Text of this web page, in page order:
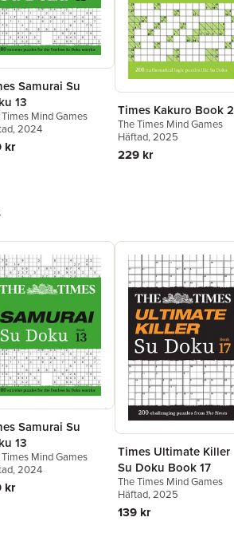
Samurai Su
13
Mind Games
, 2024
kr
Times Kakuro Book 2
The Times Mind Games
Häftad, 2025
229 kr
Samurai Su
13
Mind Games
, 2024
kr
Times Ultimate Killer
Su Doku Book 17
The Times Mind Games
Häftad, 2025
139 kr